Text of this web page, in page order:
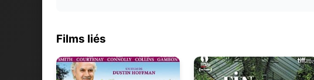
Films liés